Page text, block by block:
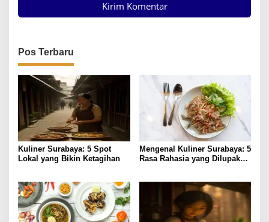
Pos Terbaru
Kuliner Surabaya: 5 Spot
Lokal yang Bikin Ketagihan
Mengenal Kuliner Surabaya: 5
Rasa Rahasia yang Dilupakan